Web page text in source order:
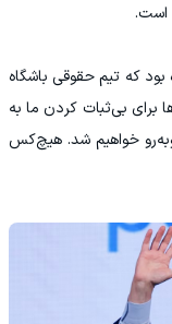
است.
بود که تیم حقوقی باشگاه
برای بی‌ثبات کردن ما به
خواهیم شد. هیچ‌کس